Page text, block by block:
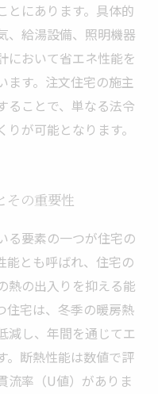
とにあります。具体的
、給湯設備、照明機器
において省エネ性能を
ます。注文住宅の施主
ることで、単なる法令
が可能となります。
その重要性
る要素の一つが住宅の
能とも呼ばれ、住宅の
熱の出入りを抑える能
住宅は、冬季の暖房熱
減し、年間を通じてエ
。断熱性能は数値で評
流率（U値）がありま